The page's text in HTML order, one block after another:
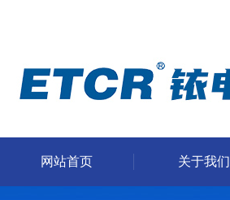
网站首页 关于我们